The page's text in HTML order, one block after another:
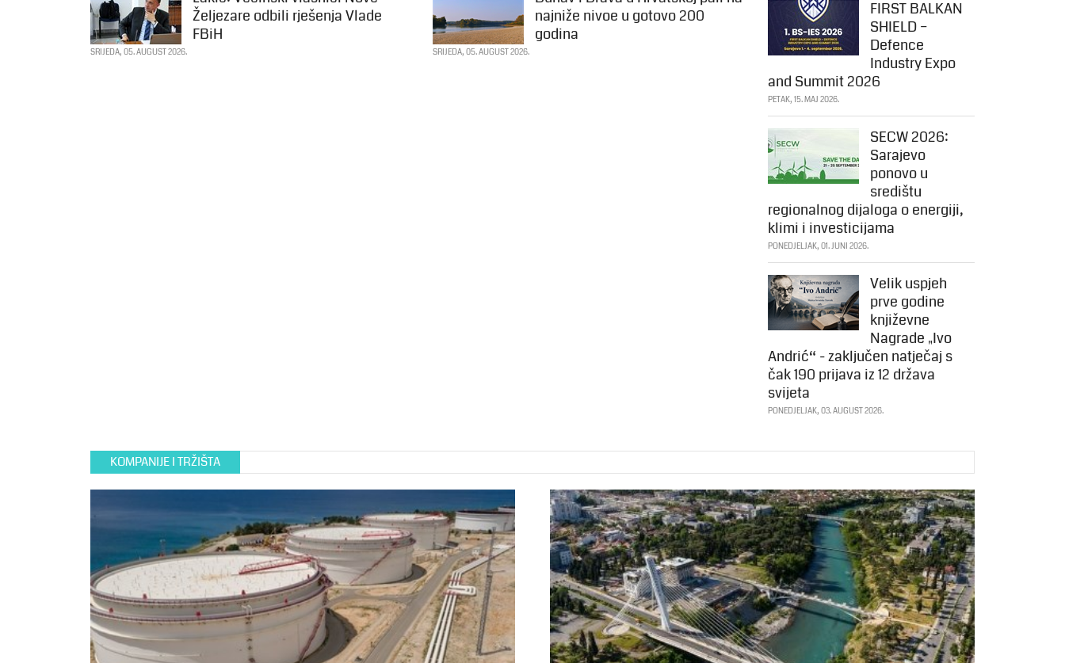
Željezare odbili rješenja Vlade
FBiH
SRIJEDA, 05. AUGUST 2026.
najniže nivoe u gotovo 200
godina
SRIJEDA, 05. AUGUST 2026.
FIRST BALKAN
SHIELD –
Defence
Industry Expo
and Summit 2026
PETAK, 15. MAJ 2026.
SECW 2026:
Sarajevo
ponovo u
središtu
regionalnog dijaloga o energiji,
klimi i investicijama
PONEDJELJAK, 01. JUNI 2026.
Velik uspjeh
prve godine
književne
Nagrade „Ivo
Andrić“ - zaključen natječaj s
čak 190 prijava iz 12 država
svijeta
PONEDJELJAK, 03. AUGUST 2026.
KOMPANIJE I TRŽIŠTA